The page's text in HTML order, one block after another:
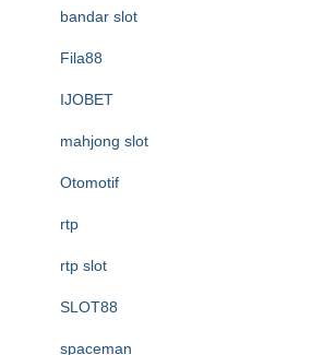
bandar slot
Fila88
IJOBET
mahjong slot
Otomotif
rtp
rtp slot
SLOT88
spaceman